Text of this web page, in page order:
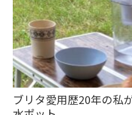
ブリタ愛用歴20年の私